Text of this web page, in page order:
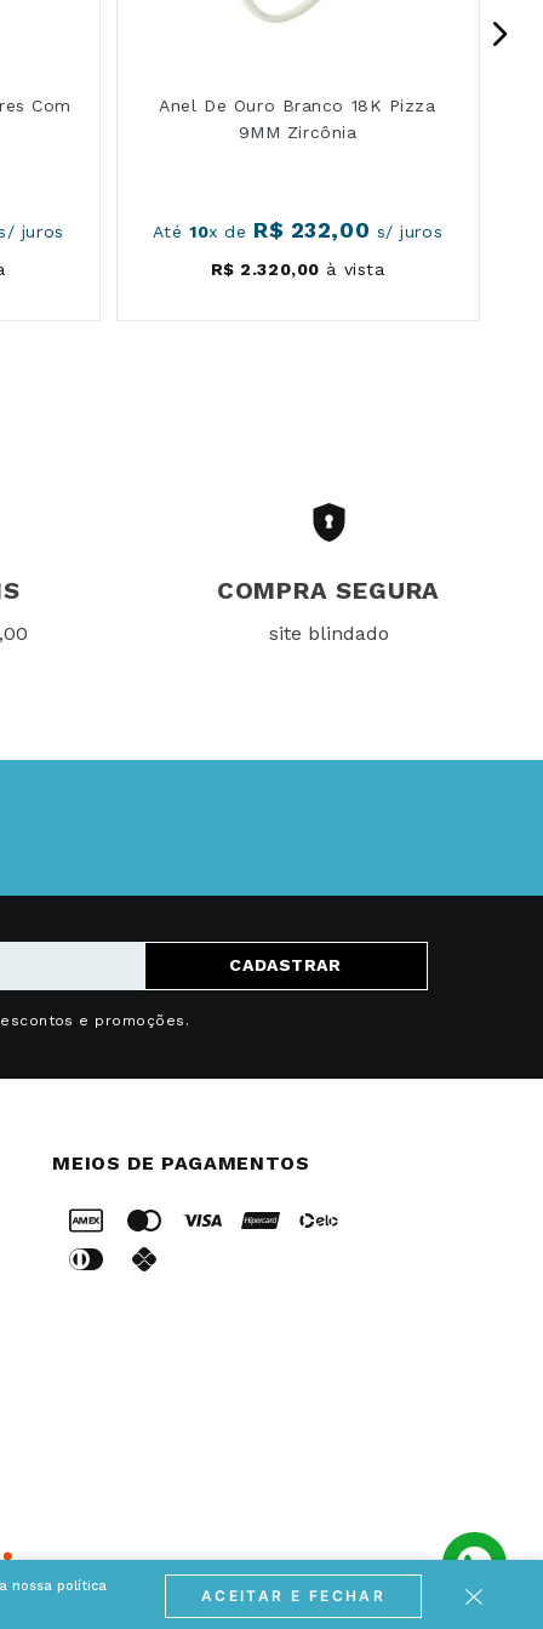
nossa política
ACEITAR E FECHAR
Com
juros
Anel De Ouro Branco 18K Pizza
9MM Zircônia
Até10x de R$ 232,00 s/ juros
R$ 2.320,00 à vista
COMPRA SEGURA
site blindado
CADASTRAR
e promoções.
MEIOS DE PAGAMENTOS